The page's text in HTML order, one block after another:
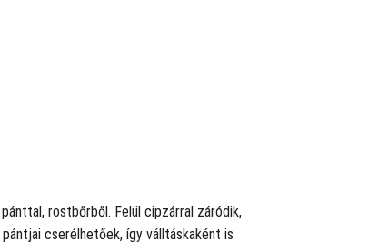
rostbőrből. Felül cipzárral záródik,
cserélhetőek, így válltáskaként is